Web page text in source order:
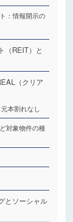
：情報開示の
（REIT）と
（クリア
本割れなし
対象物件の種
とソーシャル